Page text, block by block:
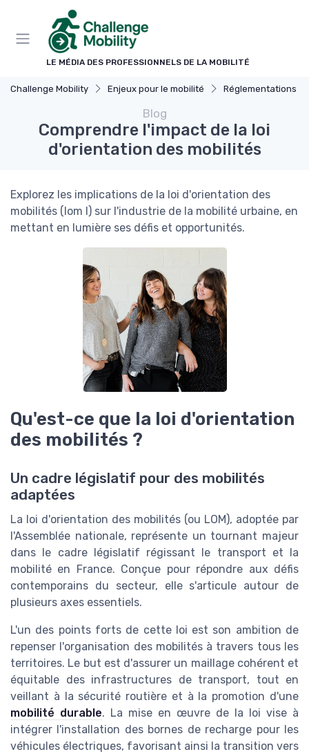
LE MÉDIA DES PROFESSIONNELS DE LA MOBILITÉ
Challenge Mobility Enjeux pour le mobilité Réglementations &
Blog
Comprendre l'impact de la loi
d'orientation des mobilités
Explorez les implications de la loi d'orientation des
mobilités (lom l) sur l'industrie de la mobilité urbaine, en
mettant en lumière ses défis et opportunités.
Qu'est-ce que la loi d'orientation
des mobilités ?
Un cadre législatif pour des mobilités
adaptées
La loi d'orientation des mobilités (ou LOM), adoptée par
l'Assemblée nationale, représente un tournant majeur
dans le cadre législatif régissant le transport et la
mobilité en France. Conçue pour répondre aux défis
contemporains du secteur, elle s'articule autour de
plusieurs axes essentiels.
L'un des points forts de cette loi est son ambition de
repenser l'organisation des mobilités à travers tous les
territoires. Le but est d'assurer un maillage cohérent et
équitable des infrastructures de transport, tout en
veillant à la sécurité routière et à la promotion d'une
mobilité durable. La mise en œuvre de la loi vise à
intégrer l'installation des bornes de recharge pour les
véhicules électriques, favorisant ainsi la transition vers
Panneau de gestion des cookies